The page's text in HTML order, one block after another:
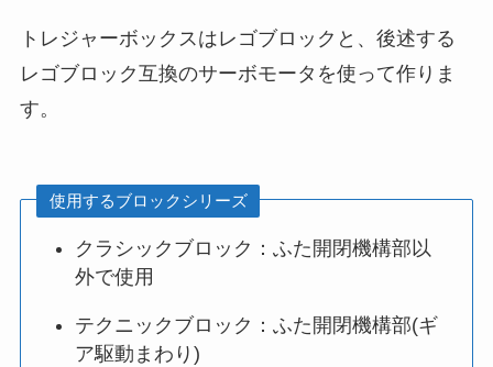
トレジャーボックスはレゴブロックと、後述する
レゴブロック互換のサーボモータを使って作りま
す。
使用するブロックシリーズ
クラシックブロック：ふた開閉機構部以
外で使用
テクニックブロック：ふた開閉機構部(ギ
ア駆動まわり)